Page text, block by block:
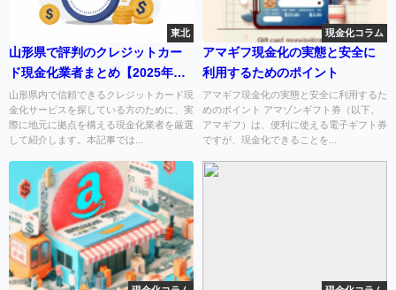
東北
山形県で評判のクレジットカー
ド現金化業者まとめ【2025年最
新版】
山形県内で信頼できるクレジットカード現
金化サービスを探している方のために、実
際に地元に拠点を構える現金化業者を厳選
して紹介します。本記事では...
現金化コラム
アマギフ現金化の実態と安全に
利用するためのポイント
アマギフ現金化の実態と安全に利用するた
めのポイント アマゾンギフト券（以下、
アマギフ）は、便利に使える電子ギフト券
ですが、現金化できることを...